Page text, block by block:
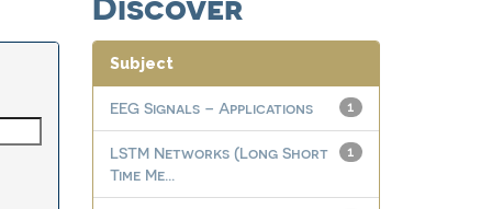
Subject
1
EEG Signals – Applications
1
LSTM Networks (Long Short
Time Me...